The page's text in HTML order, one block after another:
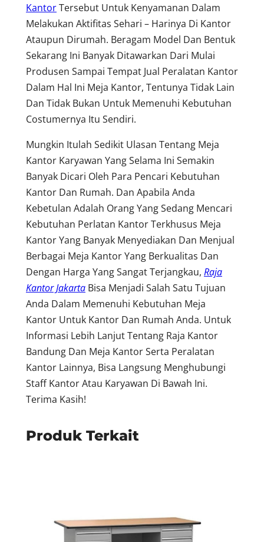
KantorTersebut Untuk Kenyamanan Dalam
Melakukan Aktifitas Sehari – Harinya Di Kantor
Ataupun Dirumah. Beragam Model Dan Bentuk
Sekarang Ini Banyak Ditawarkan Dari Mulai
Produsen Sampai Tempat Jual Peralatan Kantor
Dalam Hal Ini Meja Kantor, Tentunya Tidak Lain
Dan Tidak Bukan Untuk Memenuhi Kebutuhan
Costumernya Itu Sendiri.
Mungkin Itulah Sedikit Ulasan Tentang Meja
Kantor Karyawan Yang Selama Ini Semakin
Banyak Dicari Oleh Para Pencari Kebutuhan
Kantor Dan Rumah. Dan Apabila Anda
Kebetulan Adalah Orang Yang Sedang Mencari
Kebutuhan Perlatan Kantor Terkhusus Meja
Kantor Yang Banyak Menyediakan Dan Menjual
Berbagai Meja Kantor Yang Berkualitas Dan
Dengan Harga Yang Sangat Terjangkau, Raja
Kantor Jakarta Bisa Menjadi Salah Satu Tujuan
Anda Dalam Memenuhi Kebutuhan Meja
Kantor Untuk Kantor Dan Rumah Anda. Untuk
Informasi Lebih Lanjut Tentang Raja Kantor
Bandung Dan Meja Kantor Serta Peralatan
Kantor Lainnya, Bisa Langsung Menghubungi
Staff Kantor Atau Karyawan Di Bawah Ini.
Terima Kasih!
Produk Terkait